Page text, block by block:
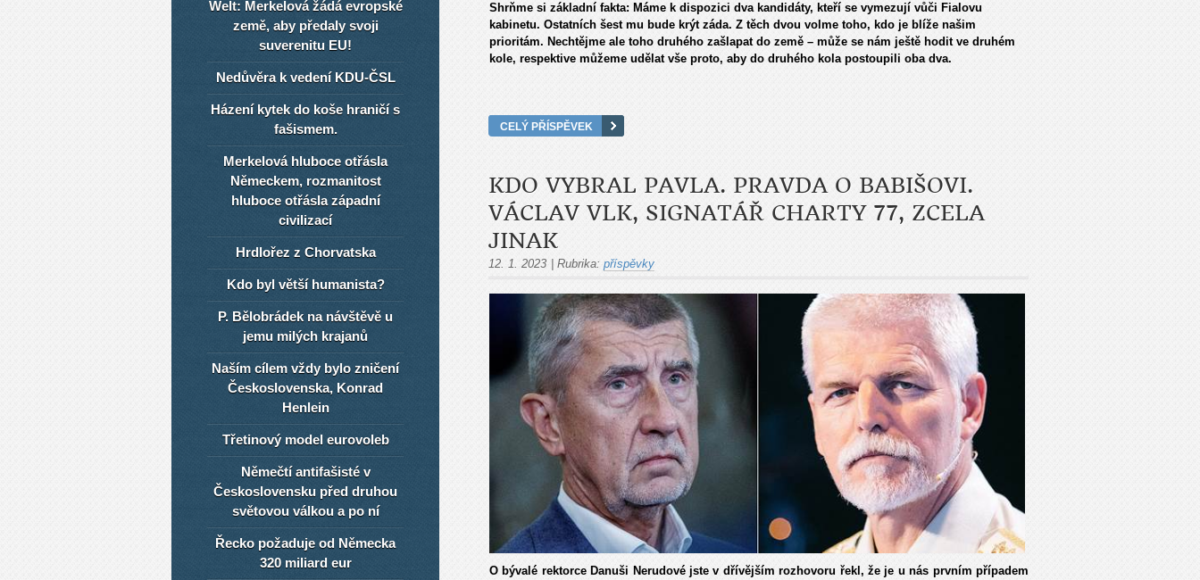
Shrňme si základní fakta: Máme k dispozici dva kandidáty, kteří se vymezují vůči Fialovu
kabinetu. Ostatních šest mu bude krýt záda. Z těch dvou volme toho, kdo je blíže našim
prioritám. Nechtějme ale toho druhého zašlapat do země – může se nám ještě hodit ve druhém
kole, respektive můžeme udělat vše proto, aby do druhého kola postoupili oba dva.
CELÝ PŘÍSPĚVEK
KDO VYBRAL PAVLA. PRAVDA O BABIŠOVI.
VÁCLAV VLK, SIGNATÁŘ CHARTY 77, ZCELA
JINAK
12. 1. 2023 Rubrika: příspěvky
O bývalé rektorce Danuši Nerudové jste v dřívějším rozhovoru řekl, že je u nás prvním případem
Welt: Merkelová žádá evropské
země, aby předaly svoji
suverenitu EU!
Nedůvěra k vedení KDU-ČSL
Házení kytek do koše hraničí s
fašismem.
Merkelová hluboce otřásla
Německem, rozmanitost
hluboce otřásla západní
civilizací
Hrdlořez z Chorvatska
Kdo byl větší humanista?
P. Bělobrádek na návštěvě u
jemu milých krajanů
Naším cílem vždy bylo zničení
Československa, Konrad
Henlein
Třetinový model eurovoleb
Němečtí antifašisté v
Československu před druhou
světovou válkou a po ní
Řecko požaduje od Německa
320 miliard eur